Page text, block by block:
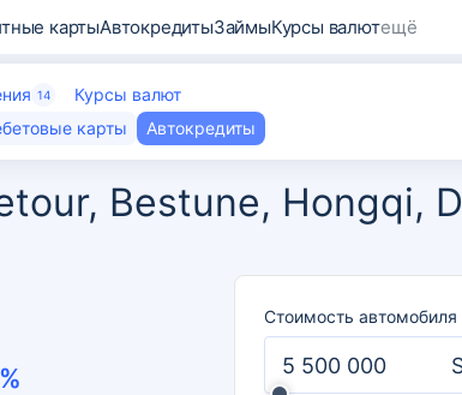
картыАвтокредитыЗаймыКурсы валютещё
14
Курсы валют
карты Автокредиты
Bestune, Hongqi,
%
Стоимость автомобиля